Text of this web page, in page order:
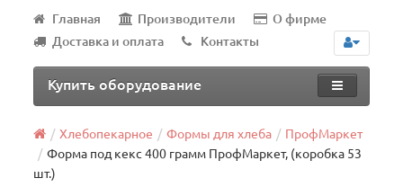
Главная Производители
О фирме
Доставка и оплата
Контакты
Купить оборудование
Хлебопекарное Формы для хлеба
ПрофМаркет
Форма под кекс 400 грамм ПрофМаркет, (коробка 53
шт.)